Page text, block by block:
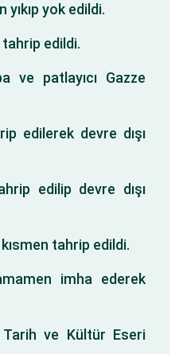
yıkıp yok edildi.
tahrip edildi.
ve patlayıcı Gazze
edilerek devre dışı
edilip devre dışı
tahrip edildi.
imha ederek
ve Kültür Eseri